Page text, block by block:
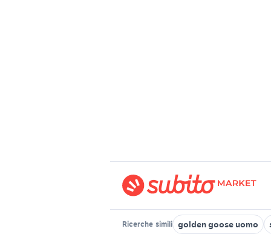
Ricerche simili golden goose uomo